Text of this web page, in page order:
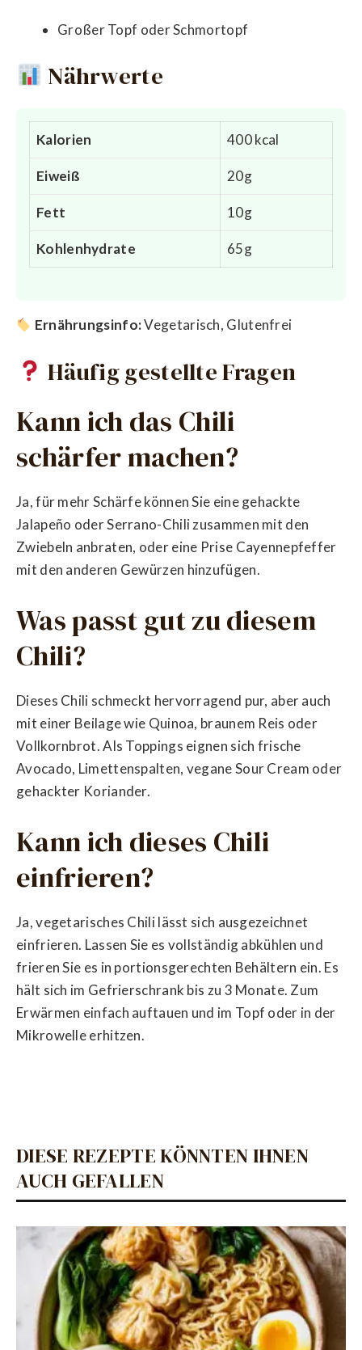
Großer Topf oder Schmortopf
Nährwerte
Kalorien 400 kcal
Eiweiß 20g
Fett 10g
Kohlenhydrate 65g
Ernährungsinfo:Vegetarisch, Glutenfrei
Häufig gestellte Fragen
Kann ich das Chili
schärfer machen?
Ja, für mehr Schärfe können Sie eine gehackte
Jalapeño oder Serrano-Chili zusammen mit den
Zwiebeln anbraten, oder eine Prise Cayennepfeffer
mit den anderen Gewürzen hinzufügen.
Was passt gut zu diesem
Chili?
Dieses Chili schmeckt hervorragend pur, aber auch
mit einer Beilage wie Quinoa, braunem Reis oder
Vollkornbrot. Als Toppings eignen sich frische
Avocado, Limettenspalten, vegane Sour Cream oder
gehackter Koriander.
Kann ich dieses Chili
einfrieren?
Ja, vegetarisches Chili lässt sich ausgezeichnet
einfrieren. Lassen Sie es vollständig abkühlen und
frieren Sie es in portionsgerechten Behältern ein. Es
hält sich im Gefrierschrank bis zu 3 Monate. Zum
Erwärmen einfach auftauen und im Topf oder in der
Mikrowelle erhitzen.
DIESE REZEPTE KÖNNTEN IHNEN
AUCH GEFALLEN